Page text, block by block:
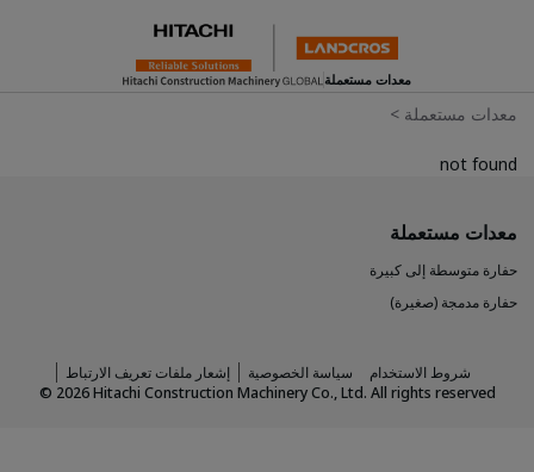
معدات مستعملة
معدات مستعملة >
not found
معدات مستعملة
حفارة متوسطة إلى كبيرة
حفارة مدمجة (صغيرة)
شروط الاستخدام سياسة الخصوصية
إشعار ملفات تعريف الارتباط
© 2026Hitachi Construction Machinery Co., Ltd. All rights reserved